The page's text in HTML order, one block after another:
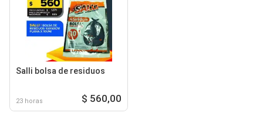
Salli bolsa de residuos
23 horas $ 560,00